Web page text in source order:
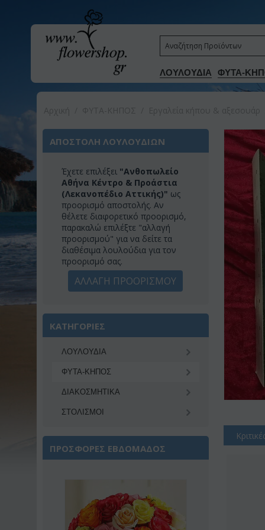
ΛΟΥΛΟΥΔΙΑ ΦΥΤΑ-
ΑΠΟΣΤΟΛΗ ΛΟΥΛΟΥΔΙΩΝ
Έχετε επιλέξει "Ανθοπωλείο
Αθήνα Κέντρο & Προάστια
(Λεκανοπέδιο Αττικής)" ως
προορισμό αποστολής. Αν
θέλετε διαφορετικό προορισμό,
παρακαλώ επιλέξτε "αλλαγή
προορισμού" για να δείτε τα
διαθέσιμα λουλούδια για τον
προορισμό σας.
ΑΛΛΑΓΗ ΠΡΟΟΡΙΣΜΟΥ
ΚΑΤΗΓΟΡΙΕΣ
ΛΟΥΛΟΥΔΙΑ
ΦΥΤΑ-ΚΗΠΟΣ
ΔΙΑΚΟΣΜΗΤΙΚA
ΣΤΟΛΙΣΜΟΙ
ΠΡΟΣΦΟΡΕΣ ΕΒΔΟΜΑΔΟΣ